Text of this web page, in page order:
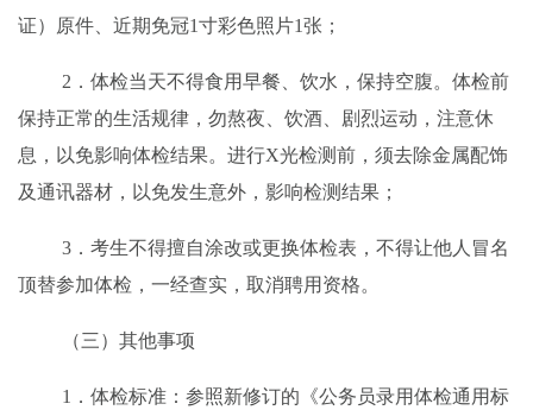
证）原件、近期免冠1寸彩色照片1张；
2 ．体检当天不得食用早餐、饮水，保持空腹。体检前
保持正常的生活规律，勿熬夜、饮酒、剧烈运动，注意休
息，以免影响体检结果。进行X光检测前，须去除金属配饰
及通讯器材，以免发生意外，影响检测结果；
3 ．考生不得擅自涂改或更换体检表，不得让他人冒名
顶替参加体检，一经查实，取消聘用资格。
（三）其他事项
1．体检标准：参照新修订的《公务员录用体检通用标